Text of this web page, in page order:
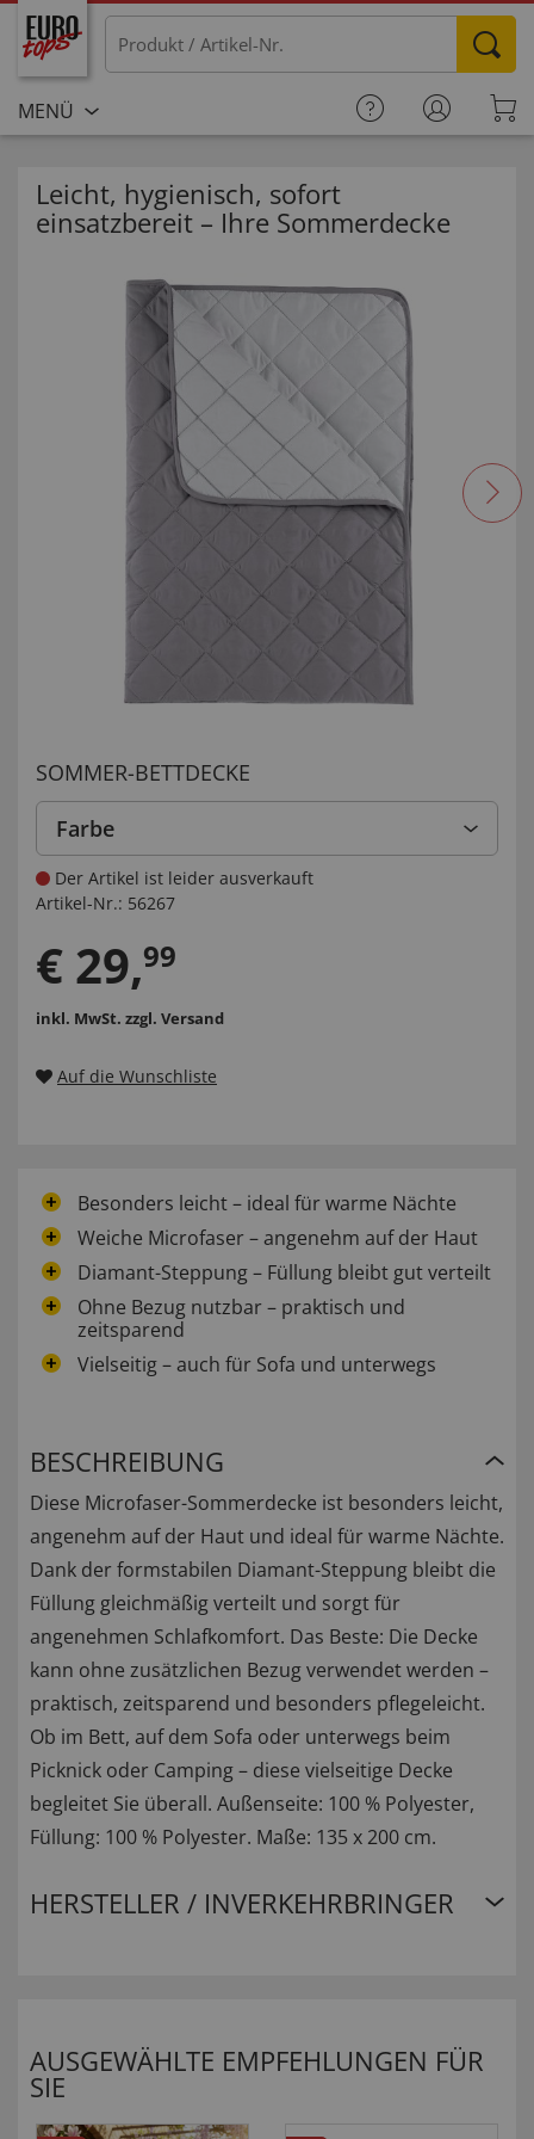
MENÜ
Leicht, hygienisch, sofort
einsatzbereit – Ihre Sommerdecke
SOMMER-BETTDECKE
Farbe
Der Artikel ist leider ausverkauft
Artikel-Nr.: 56267
€ 29,99
inkl. MwSt. zzgl. Versand
Auf die Wunschliste
Besonders leicht – ideal für warme Nächte
Weiche Microfaser – angenehm auf der Haut
Diamant-Steppung – Füllung bleibt gut verteilt
Ohne Bezug nutzbar – praktisch und
zeitsparend
Vielseitig – auch für Sofa und unterwegs
BESCHREIBUNG
Diese Microfaser-Sommerdecke ist besonders leicht,
angenehm auf der Haut und ideal für warme Nächte.
Dank der formstabilen Diamant-Steppung bleibt die
Füllung gleichmäßig verteilt und sorgt für
angenehmen Schlafkomfort. Das Beste: Die Decke
kann ohne zusätzlichen Bezug verwendet werden –
praktisch, zeitsparend und besonders pflegeleicht.
Ob im Bett, auf dem Sofa oder unterwegs beim
Picknick oder Camping – diese vielseitige Decke
begleitet Sie überall. Außenseite: 100 % Polyester,
Füllung: 100 % Polyester. Maße: 135 x 200 cm.
HERSTELLER / INVERKEHRBRINGER
AUSGEWÄHLTE EMPFEHLUNGEN FÜR
SIE